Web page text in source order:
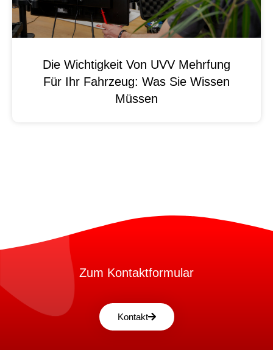
Die Wichtigkeit Von UVV Mehrfung
Für Ihr Fahrzeug: Was Sie Wissen
Müssen
Zum Kontaktformular
Kontakt